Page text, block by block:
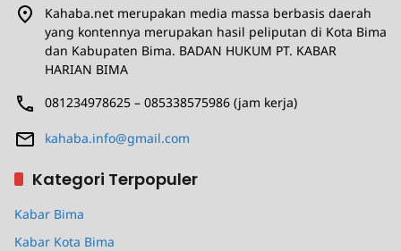
Kahaba.net merupakan media massa berbasis daerah
yang kontennya merupakan hasil peliputan di Kota Bima
dan Kabupaten Bima. BADAN HUKUM PT. KABAR
HARIAN BIMA
081234978625 – 085338575986 (jam kerja)
kahaba.info@gmail.com
Kategori Terpopuler
Kabar Bima
Kabar Kota Bima